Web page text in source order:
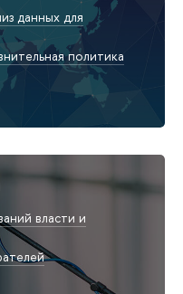
данных для
политика
власти и